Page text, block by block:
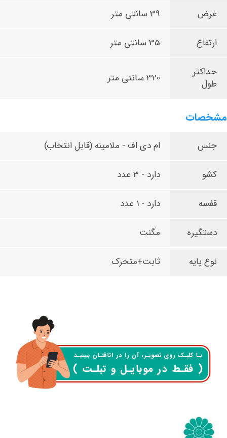
عرض 39 سانتی متر
ارتفاع 35 سانتی متر
حداکثر
طول
320 سانتی متر
مشخصات
جنس ام دی اف - ملامینه (قابل انتخاب)
کشو دارد - 3 عدد
قفسه دارد - 1 عدد
دستگیره مگنت
نوع پایه ثابت+متحرک